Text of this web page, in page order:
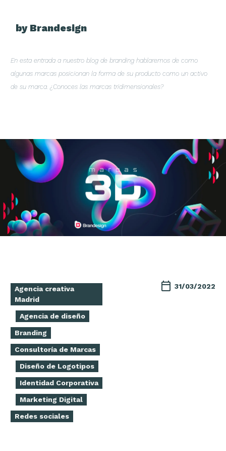
by Brandesign
En esta entrada a nuestro blog de branding hablaremos de como
algunas marcas posicionan la forma de su producto como un activo
de su marca. ¿Conoces las marcas tridimensionales?
Agencia creativa
Madrid
Agencia de diseño
Branding
Consultoría de Marcas
Diseño de Logotipos
Identidad Corporativa
Marketing Digital
Redes sociales
31/03/2022